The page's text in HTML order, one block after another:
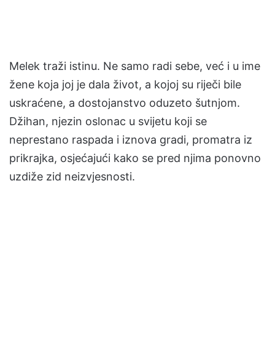
Melek traži istinu. Ne samo radi sebe, već i u ime
žene koja joj je dala život, a kojoj su riječi bile
uskraćene, a dostojanstvo oduzeto šutnjom.
Džihan, njezin oslonac u svijetu koji se
neprestano raspada i iznova gradi, promatra iz
prikrajka, osjećajući kako se pred njima ponovno
uzdiže zid neizvjesnosti.